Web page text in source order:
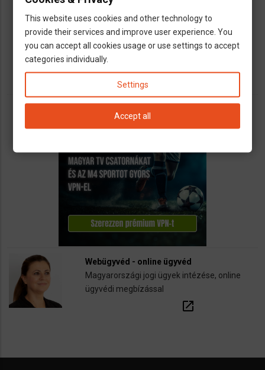
könyvelési és adószakügyvédi
szolgáltatásokat
call
Webügyvéd - online ügyvéd
Magyarországi jogi ügyek intézése, online
ügyvédi megbízással
open_in_new
This website uses cookies and other technology to
provide their services and improve user experience. You
you can accept all cookies usage or use settings to accept
categories individually.
Settings
Accept all